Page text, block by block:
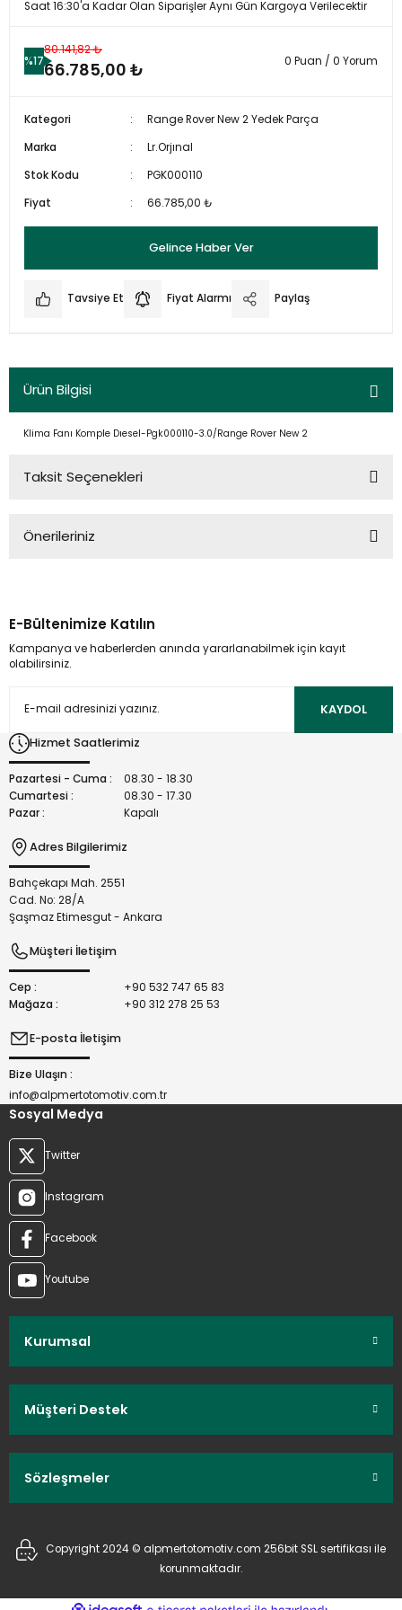
Saat 16:30'a Kadar Olan Siparişler Aynı Gün Kargoya Verilecektir
%17
80.141,82 ₺
66.785,00 ₺ 0 Puan / 0 Yorum
Kategori
Range Rover New 2 Yedek Parça
Marka
Lr.Orjınal
Stok Kodu
PGK000110
Fiyat
66.785,00 ₺
Gelince Haber Ver
Tavsiye Et Fiyat Alarmı Paylaş
Ürün Bilgisi
Klima Fanı Komple Dıesel-Pgk000110-3.0/Range Rover New 2
Taksit Seçenekleri
Önerileriniz
kullanarak tarafımıza iletebilirsiniz.
Görüş ve önerileriniz için teşekkür ederiz.
Ürün açıklamasında eksik bilgiler bulunuyor.
Bu ürüne benzer farklı alternatifler olmalı.
E-Bültenimize Katılın
Kampanya ve haberlerden anında yararlanabilmek için kayıt
olabilirsiniz.
KAYDOL
Hizmet Saatlerimiz
Pazartesi - Cuma :
08.30 - 18.30
Cumartesi :
08.30 - 17.30
Pazar :
Kapalı
Adres Bilgilerimiz
Bahçekapı Mah. 2551
Cad. No: 28/A
Şaşmaz Etimesgut - Ankara
Müşteri İletişim
Cep :
+90 532 747 65 83
Mağaza :
+90 312 278 25 53
E-posta İletişim
Bize Ulaşın :
info@alpmertotomotiv.com.tr
Sosyal Medya
Twitter
Instagram
Facebook
Youtube
Kurumsal
Müşteri Destek
Sözleşmeler
Copyright 2024 © alpmertotomotiv.com 256bit SSL sertifikası ile
korunmaktadır.